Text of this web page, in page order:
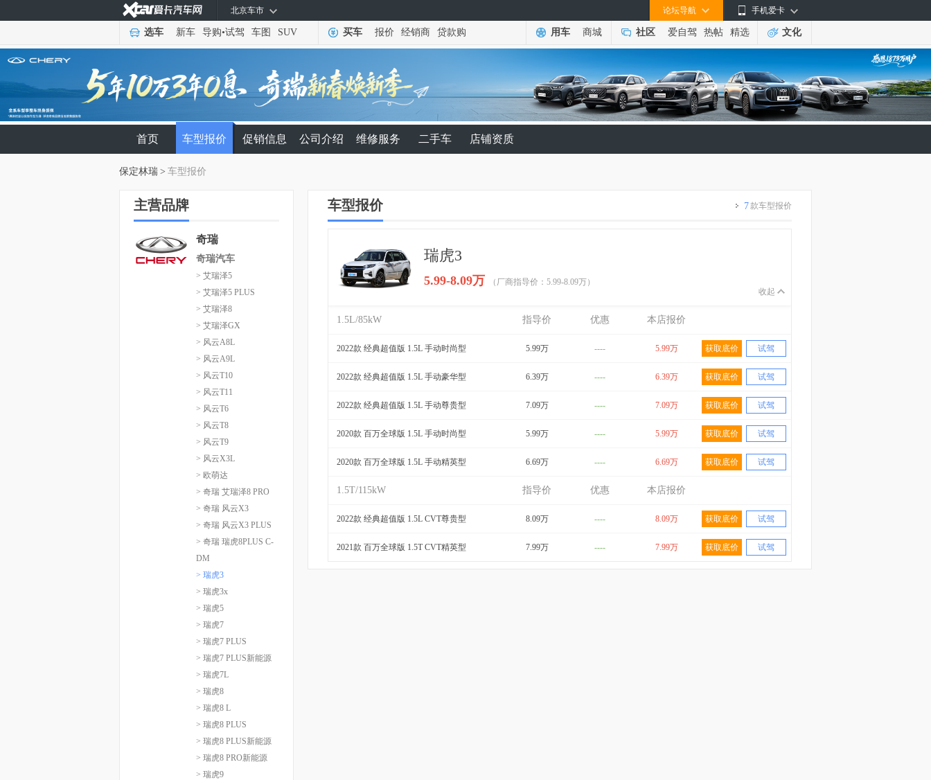
手机爱卡
论坛导航
北京车市
选车 新车 导购•试驾 车图 SUV 买车 报价 经销商 贷款购 用车 商城 社区 爱自驾 热帖 精选 文化
首页 车型报价 促销信息 公司介绍 维修服务 二手车 店铺资质
保定林瑞 > 车型报价
主营品牌
奇瑞
奇瑞汽车
> 艾瑞泽5
> 艾瑞泽5 PLUS
> 艾瑞泽8
> 艾瑞泽GX
> 风云A8L
> 风云A9L
> 风云T10
> 风云T11
> 风云T6
> 风云T8
> 风云T9
> 风云X3L
> 欧萌达
> 奇瑞 艾瑞泽8 PRO
> 奇瑞 风云X3
> 奇瑞 风云X3 PLUS
> 奇瑞 瑞虎8PLUS C-
DM
> 瑞虎3
> 瑞虎3x
> 瑞虎5
> 瑞虎7
> 瑞虎7 PLUS
> 瑞虎7 PLUS新能源
> 瑞虎7L
> 瑞虎8
> 瑞虎8 L
> 瑞虎8 PLUS
> 瑞虎8 PLUS新能源
> 瑞虎8 PRO新能源
> 瑞虎9
车型报价 7款车型报价
瑞虎3
5.99-8.09万
（厂商指导价：5.99-8.09万）
收起
1.5L/85kW 指导价 优惠 本店报价
2022款 经典超值版 1.5L 手动时尚型 5.99万 ---- 5.99万 获取底价 试驾
2022款 经典超值版 1.5L 手动豪华型 6.39万 ---- 6.39万 获取底价 试驾
2022款 经典超值版 1.5L 手动尊贵型 7.09万 ---- 7.09万 获取底价 试驾
2020款 百万全球版 1.5L 手动时尚型 5.99万 ---- 5.99万 获取底价 试驾
2020款 百万全球版 1.5L 手动精英型 6.69万 ---- 6.69万 获取底价 试驾
1.5T/115kW 指导价 优惠 本店报价
2022款 经典超值版 1.5L CVT尊贵型 8.09万 ---- 8.09万 获取底价 试驾
2021款 百万全球版 1.5T CVT精英型 7.99万 ---- 7.99万 获取底价 试驾